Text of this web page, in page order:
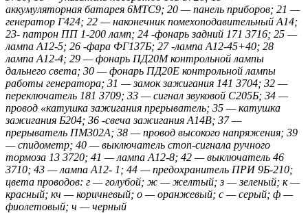
аккумуляторная батарея 6МТС9; 20 — панель приборов; 21 —
генератор Г424; 22 — наконечник помехоподавительный А14;
23- патрон ПП 1-200 ламп; 24 -фонарь задний 171 3716; 25 —
лампа А12-5; 26 -фара ФГ137Б; 27 -лампа А12-45+40; 28
лампа А12-4; 29 — фонарь ПД20М контрольной лампы
дальнего света; 30 — фонарь ПД20Е контрольной лампы
работы генератора; 31 — замок зажигания 141 3704; 32 —
переключатель 181 3709; 33 — сигнал звуковой С205Б; 34 —
провод «катушка зажигания прерыватель; 35 — катушка
зажигания Б204; 36 -свеча зажигания А14В; 37 —
прерыватель ПМ302А; 38 — провод высокого напряжения; 39
— спидометр; 40 — выключатель стоп-сигнала ручного
тормоза 13 3720; 41 — лампа А12-8; 42 — выключатель 46
3710; 43 — лампа А12- 1; 44 — предохранитель ПРИ 9Б-210;
цвета проводов: г — голубой; ж — желтый; з — зеленый; к —
красный; кч — коричневый; о — оранжевый; с — серый; ф —
фиолетовый; ч — черный